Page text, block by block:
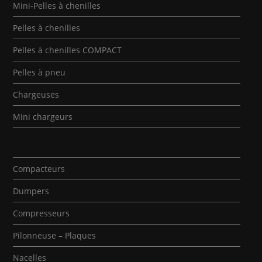
Mini-Pelles à chenilles
Pelles à chenilles
Pelles à chenilles COMPACT
Pelles à pneu
Chargeuses
Mini chargeurs
Compacteurs
Dumpers
Compresseurs
Pilonneuse – Plaques
Nacelles